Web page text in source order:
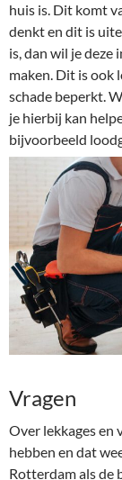
huis is. Dit komt
denkt en dit is
is, dan wil je deze
maken. Dit is ook
schade beperkt.
je hierbij kan
bijvoorbeeld
Vragen
Over lekkages en
hebben en dat
Rotterdam als de